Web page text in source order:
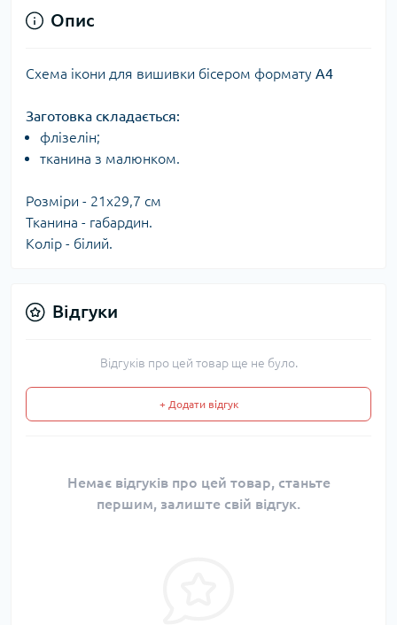
Опис
Схема ікони для вишивки бісером формату А4
Заготовка складається:​
флізелін;
тканина з малюнком.
Розміри - 21x29,7 см
Тканина - габардин.
Колір - білий.
Відгуки
Відгуків про цей товар ще не було.
+ Додати відгук
Немає відгуків про цей товар, станьте
першим, залиште свій відгук.